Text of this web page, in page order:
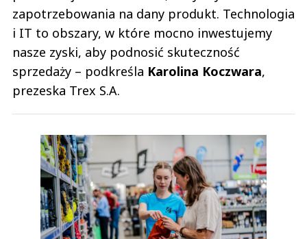
zapotrzebowania na dany produkt. Technologia
i IT to obszary, w które mocno inwestujemy
nasze zyski, aby podnosić skuteczność
sprzedaży – podkreśla Karolina Koczwara,
prezeska Trex S.A.